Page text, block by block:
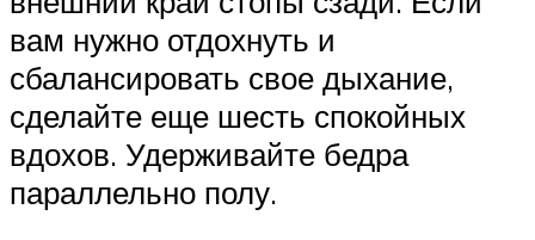
вам нужно отдохнуть и
сбалансировать свое дыхание,
сделайте еще шесть спокойных
вдохов. Удерживайте бедра
параллельно полу.